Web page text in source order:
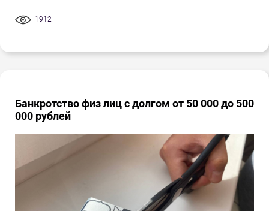
1912
Банкротство физ лиц с долгом от 50 000 до 500
000 рублей